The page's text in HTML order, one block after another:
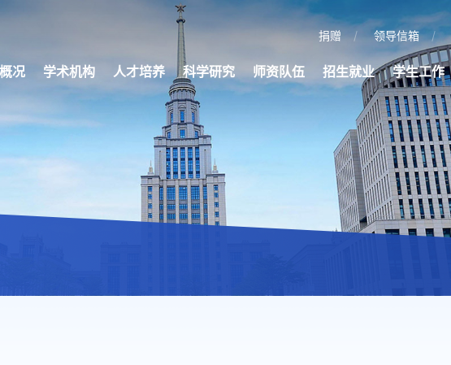
捐赠 领导信箱
况 学术机构 人才培养 科学研究 师资队伍 招生就业 学生工作